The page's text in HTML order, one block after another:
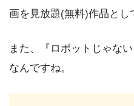
画を見放題(無料)作品とし
また、『ロボットじゃな
なんですね。